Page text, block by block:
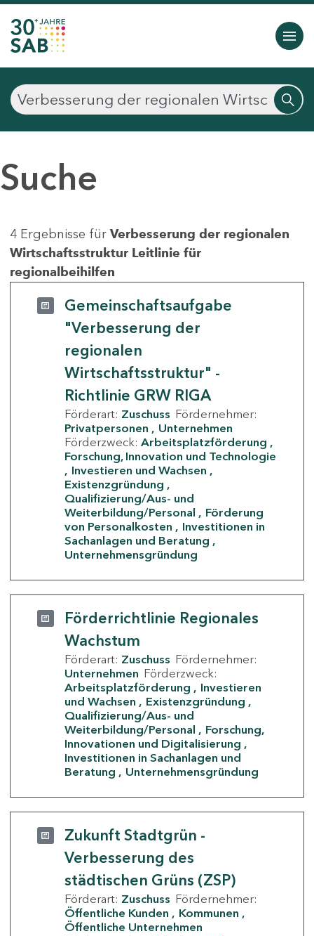
Suche
4 Ergebnisse für Verbesserung der regionalen
Wirtschaftsstruktur Leitlinie für
regionalbeihilfen
Gemeinschaftsaufgabe
"Verbesserung der
regionalen
Wirtschaftsstruktur" -
Richtlinie GRW RIGA
Förderart: Zuschuss Fördernehmer:
Privatpersonen
Unternehmen
Förderzweck: Arbeitsplatzförderung
Forschung, Innovation und Technologie
Investieren und Wachsen
Existenzgründung
Qualifizierung/Aus- und
Weiterbildung/Personal
Förderung
von Personalkosten
Investitionen in
Sachanlagen und Beratung
Unternehmensgründung
Förderrichtlinie Regionales
Wachstum
Förderart: Zuschuss Fördernehmer:
Unternehmen Förderzweck:
Arbeitsplatzförderung
Investieren
und Wachsen
Existenzgründung
Qualifizierung/Aus- und
Weiterbildung/Personal
Forschung,
Innovationen und Digitalisierung
Investitionen in Sachanlagen und
Beratung
Unternehmensgründung
Zukunft Stadtgrün -
Verbesserung des
städtischen Grüns (ZSP)
Förderart: Zuschuss Fördernehmer:
Öffentliche Kunden
Kommunen
Öffentliche Unternehmen